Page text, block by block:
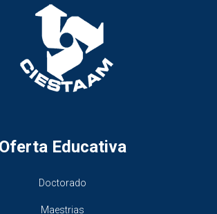
Oferta Educativa
Doctorado
Maestrias